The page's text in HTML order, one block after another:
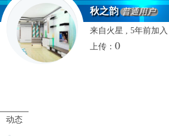
秋之韵 普通用户
来自火星 , 5年前加入
上传： 0
动态